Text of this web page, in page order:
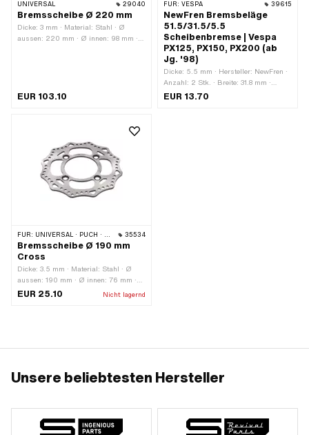
UNIVERSAL 29040
Bremsscheibe Ø 220 mm
Dicke: 3 mm · Material: Stahl · Ø
aussen: 220 mm · Ø innen: 98 mm ·
EUR 103.10
FÜR: VESPA 39615
NewFren Bremsbeläge
51.5/31.5/5.5
Scheibenbremse | Vespa
PX125, PX150, PX200 (ab
Jg. '98)
Dicke: 5.5 mm · Hersteller: NewFren ·
Anzahl: 2 Stk. · Breite: 31.8 mm ·
Gesamtlänge: 51.5 mm · Anzahl
EUR 13.70
FÜR: UNIVERSAL · PUCH · SACHS 35534
Bremsscheibe Ø 190 mm
Cross
Dicke: 3.5 mm · Material: Stahl · Ø
aussen: 190 mm · Ø innen: 76 mm ·
Befestigungsart: Schrauben ·
EUR 25.10 Nicht lagernd
Unsere beliebtesten Hersteller